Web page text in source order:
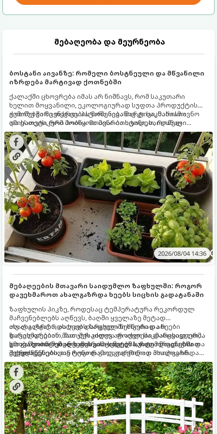
მებაღეობა და მეურნეობა
ბოსტანი აივანზე: რომელი ბოსტნეული და მწვანილი
იზრდება მარტივად ქოთნებში
ქალაქში ცხოვრება იმას არ ნიშნავს, რომ საკუთარი
ხელით მოყვანილი, ეკოლოგიურად სუფთა პროდუქტის
გემოზე უარი თქვათ. პატარა აივანიც კი საკმარისია
იმისათვის, რომ მოიწყოთ მინი-ბოსტანი, საიდანაც
ყოველდღიურად ახალ, არომატულ მწვანილსა და
ბოსტნეულს მოკრეფთ.
ქოთნებში მცენარეების მოშენება მარტივი, სასიამოვნო
და ესთეტიკური ჰობია. მთავარია იცოდეთ, რომელი
კულტურები ეგუებიან ქოთნის პირობებს ყველაზე კარგად
და როგორ მოუაროთ მათ სწორად.
2026/08/04 14:36
მებაღეების მთავარი საიდუმლო ზაფხულში: როგორ
დავეხმაროთ ახალგაზრდა ხეებს სიცხის გადატანაში
ზაფხულის პიკზე, როდესაც ტემპერატურა რეკორდულ
მაჩვენებლებს აღწევს, ბაღში ყველაზე მეტად
ახალგაზრდა, ახლად დარგული ნერგები და ხეები
ზარალდებიან. მათ ჯერ კიდევ არ აქვთ საკმარისად ღრმა
და განვითარებული ფესვთა სისტემა, რათა ნიადაგის
ქვედა ფენებიდან ტენი დამოუკიდებლად მოიპოვონ.
თუ ახალგაზრდა ხეებს ზაფხულში სწორად არ
დავეხმარებით, მათ შესაძლოა ფოთლები დასცვივდეთ,
ხმობა დაიწყონ ან ზამთრის ყინვებს სუსტი ორგანიზმით
შეხვდნენ.
გთავაზობთ მებაღეების გამოცდილ საიდუმლოებებსა და
ოქროს წესებს, თუ როგორ გადავარჩინოთ ახალგაზრდა
ხეები ზაფხულის სიცხეში: